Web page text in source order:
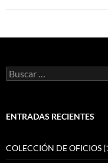
Buscar:
ENTRADAS RECIENTES
COLECCIÓN DE OFICIOS